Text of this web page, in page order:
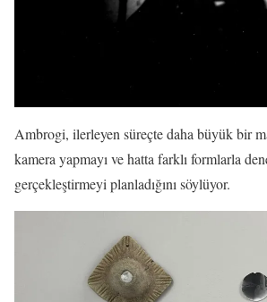
Ambrogi, ilerleyen süreçte daha büyük bir
kamera yapmayı ve hatta farklı formlarla
gerçekleştirmeyi planladığını söylüyor.